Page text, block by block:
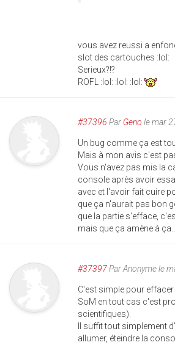
vous avez reussi a
slot des cartouches :lol:
Serieux?!?
ROFL :lol: :lol: :lol:
#37396 Par Geno le mar
Un bug comme ça est
Mais à mon avis c'est
Vous n'avez pas mis la
console après avoir
avec et l'avoir fait cuire
que ça n'aurait pas bon
que la partie s'efface,
mais que ça amène à
#37397ParAnonymele
C'est simple pour
SoM en tout cas c'est
scientifiques).
Il suffit tout simplement
allumer, éteindre la